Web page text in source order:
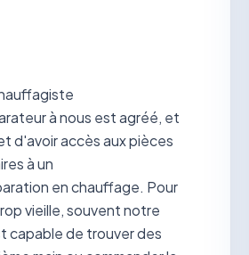
à nous est agréé, et
d'avoir accès aux pièces
à un
en chauffage. Pour
vieille, souvent notre
capable de trouver des